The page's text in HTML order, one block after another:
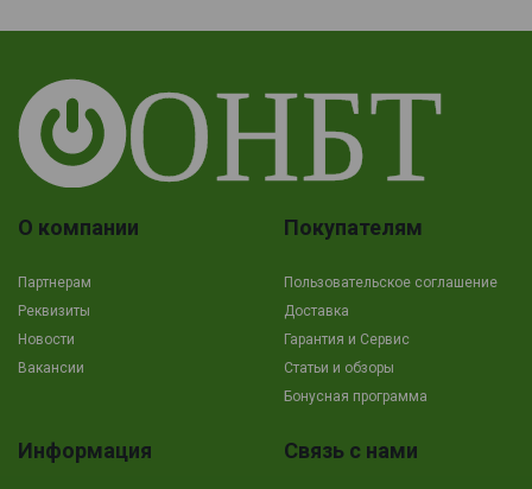
О компании
Партнерам
Реквизиты
Новости
Вакансии
Покупателям
Пользовательское соглашение
Доставка
Гарантия и Сервис
Cтатьи и обзоры
Бонусная программа
Информация Связь с нами